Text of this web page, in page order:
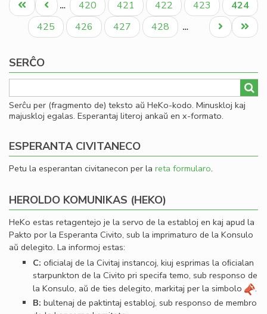
Unua
paĝo
Antaŭa
paĝo
… Paĝo
420 Paĝo
421 Paĝo
422 Paĝo
423
Aktuala
paĝo
424
Paĝo
425 Paĝo
426 Paĝo
427 Paĝo
428 …
Last
page
Next
page
SERĈO
Serĉu per (fragmento de) teksto aŭ HeKo-kodo. Minuskloj kaj
majuskloj egalas. Esperantaj literoj ankaŭ en x-formato.
ESPERANTA CIVITANECO
Petu la esperantan civitanecon per la reta formularo.
HEROLDO KOMUNIKAS (HEKO)
HeKo estas retagentejo je la servo de la establoj en kaj apud la
Pakto por la Esperanta Civito, sub la imprimaturo de la Konsulo
aŭ delegito. La informoj estas:
C: oﬁcialaj de la Civitaj instancoj, kiuj esprimas la oﬁcialan
starpunkton de la Civito pri specifa temo, sub responso de
la Konsulo, aŭ de ties delegito, markitaj per la simbolo
.
B: bultenaj de paktintaj establoj, sub responso de membro